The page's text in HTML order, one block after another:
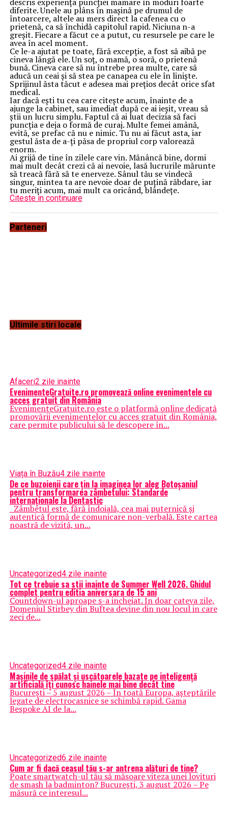
diferite. Unele au plâns în mașină pe drumul de
întoarcere, altele au mers direct la cafenea cu o
prietenă, ca să închidă capitolul rapid. Niciuna n-a
greșit. Fiecare a făcut ce a putut, cu resursele pe care le
avea în acel moment.
Ce le-a ajutat pe toate, fără excepție, a fost să aibă pe
cineva lângă ele. Un soț, o mamă, o soră, o prietenă
bună. Cineva care să nu întrebe prea multe, care să
aducă un ceai și să stea pe canapea cu ele în liniște.
Sprijinul ăsta tăcut e adesea mai prețios decât orice sfat
medical.
Iar dacă ești tu cea care citește acum, înainte de a
ajunge la cabinet, sau imediat după ce ai ieșit, vreau să
știi un lucru simplu. Faptul că ai luat decizia să faci
puncția e deja o formă de curaj. Multe femei amână,
evită, se prefac că nu e nimic. Tu nu ai făcut asta, iar
gestul ăsta de a-ți păsa de propriul corp valorează
enorm.
Ai grijă de tine în zilele care vin. Mănâncă bine, dormi
mai mult decât crezi că ai nevoie, lasă lucrurile mărunte
să treacă fără să te enerveze. Sânul tău se vindecă
singur, mintea ta are nevoie doar de puțină răbdare, iar
tu meriți acum, mai mult ca oricând, blândețe.
Citeste in continuare
Parteneri
Ultimile stiri locale
Afaceri2 zile inainte
EvenimenteGratuite.ro promovează online evenimentele cu
acces gratuit din România
EvenimenteGratuite.ro este o platformă online dedicată
promovării evenimentelor cu acces gratuit din România,
care permite publicului să le descopere în...
Viața în Buzău4 zile inainte
De ce buzoienii care țin la imaginea lor aleg Botoșaniul
pentru transformarea zâmbetului: Standarde
internaționale la Dentastic
Zâmbetul este, fără îndoială, cea mai puternică și
autentică formă de comunicare non-verbală. Este cartea
noastră de vizită, un...
Uncategorized4 zile inainte
Tot ce trebuie sa stii inainte de Summer Well 2026. Ghidul
complet pentru editia aniversara de 15 ani
Countdown-ul aproape s-a incheiat. In doar cateva zile,
Domeniul Stirbey din Buftea devine din nou locul in care
zeci de...
Uncategorized4 zile inainte
Mașinile de spălat și uscătoarele bazate pe inteligență
artificială îți cunosc hainele mai bine decât tine
București – 5 august 2026 – În toată Europa, așteptările
legate de electrocasnice se schimbă rapid. Gama
Bespoke AI de la...
Uncategorized6 zile inainte
Cum ar fi dacă ceasul tău s-ar antrena alături de tine?
Poate smartwatch-ul tău să măsoare viteza unei lovituri
de smash la badminton? București, 3 august 2026 – Pe
măsură ce interesul...